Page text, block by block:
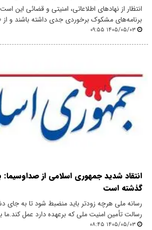
انتظار از نهادهای اطلاعاتی، امنیتی و قضائی این
برنامه‌های مشکوک برخوردی جدی داشته باشند و از
۱۴۰۵/۰۵/۰۳ ۰۹:۵۵
انتقاد شدید جمهوری اسلامی از
گذشته است
رسانه ملی هرچه زودتر باید منضبط شود تا به جای
رسالت تأمین امنیت ملی که برعهده دارد عمل کند.ما
۱۴۰۵/۰۵/۰۳ ۰۸:۴۵